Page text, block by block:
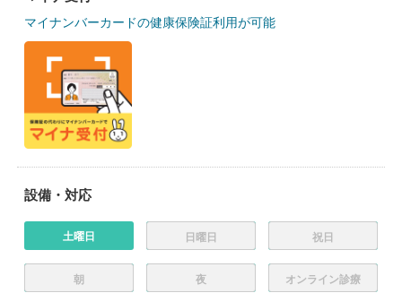
マイナンバーカードの健康保険証利用が可能
設備・対応
土曜日 日曜日 祝日
朝 夜 オンライン診療